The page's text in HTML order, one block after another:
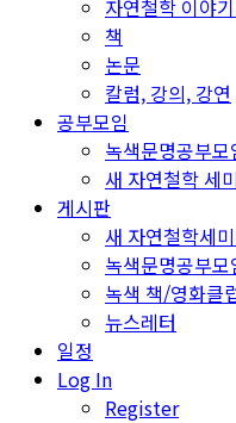
자연철학 이야
책
논문
칼럼, 강의, 강연
공부모임
녹색문명공부모
새 자연철학 세
게시판
새 자연철학세
녹색문명공부
녹색 책/영화클
뉴스레터
일정
Log In
Register